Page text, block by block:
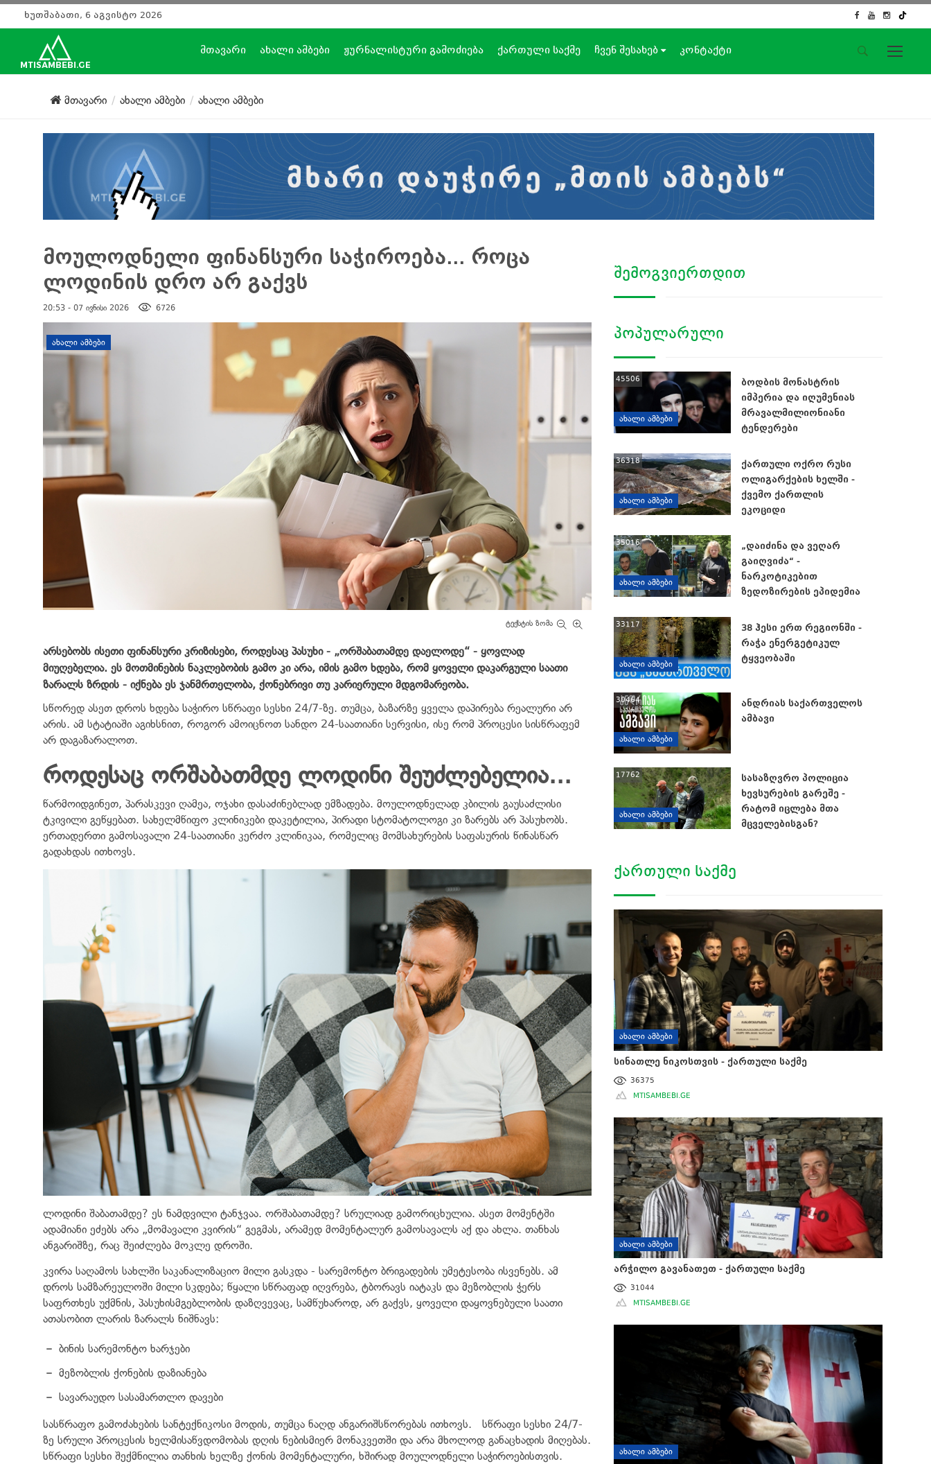
საიტის მენიუ
ჟურნალისტური გამოძიება
ქართული საქმე
ჩვენ შესახებ
კონტაქტი
ხუთშაბათი, 6 აგვისტო 2026
მთავარი ახალი ამბები ჟურნალისტური გამოძიება ქართული საქმე ჩვენ შესახებ კონტაქტი
მთავარი ახალი ამბები ახალი ამბები
მოულოდნელი ფინანსური საჭიროება... როცა
ლოდინის დრო არ გაქვს
20:53 - 07 ივნისი 2026 6726
ᲐᲮᲐᲚᲘ ᲐᲛᲑᲔᲑᲘ
ტექსტის ზომა
არსებობს ისეთი ფინანსური კრიზისები, როდესაც პასუხი - „ორშაბათამდე დაელოდე“ - ყოვლად
მიუღებელია. ეს მოთმინების ნაკლებობის გამო კი არა, იმის გამო ხდება, რომ ყოველი დაკარგული საათი
ზარალს ზრდის - იქნება ეს ჯანმრთელობა, ქონებრივი თუ კარიერული მდგომარეობა.
სწორედ ასეთ დროს ხდება საჭირო სწრაფი სესხი 24/7-ზე. თუმცა, ბაზარზე ყველა დაპირება რეალური არ
არის. ამ სტატიაში აგიხსნით, როგორ ამოიცნოთ სანდო 24-საათიანი სერვისი, ისე რომ პროცესი სისწრაფემ
არ დაგაზარალოთ.
როდესაც ორშაბათმდე ლოდინი შეუძლებელია...
წარმოიდგინეთ, პარასკევი ღამეა, ოჯახი დასაძინებლად ემზადება. მოულოდნელად კბილის გაუსაძლისი
ტკივილი გეწყებათ. სახელმწიფო კლინიკები დაკეტილია, პირადი სტომატოლოგი კი ზარებს არ პასუხობს.
ერთადერთი გამოსავალი 24-საათიანი კერძო კლინიკაა, რომელიც მომსახურების საფასურის წინასწარ
გადახდას ითხოვს.
ლოდინი შაბათამდე? ეს ნამდვილი ტანჯვაა. ორშაბათამდე? სრულიად გამორიცხულია. ასეთ მომენტში
ადამიანი ეძებს არა „მომავალი კვირის“ გეგმას, არამედ მომენტალურ გამოსავალს აქ და ახლა. თანხას
ანგარიშზე, რაც შეიძლება მოკლე დროში.
კვირა საღამოს სახლში საკანალიზაციო მილი გასკდა - სარემონტო ბრიგადების უმეტესობა ისვენებს. ამ
დროს სამზარეულოში მილი სკდება; წყალი სწრაფად იღვრება, ტბორავს იატაკს და მეზობლის ჭერს
საფრთხეს უქმნის, პასუხისმგებლობის დაზღვევაც, სამწუხაროდ, არ გაქვს, ყოველი დაყოვნებული საათი
ათასობით ლარის ზარალს ნიშნავს:
ბინის სარემონტო ხარჯები
მეზობლის ქონების დაზიანება
სავარაუდო სასამართლო დავები
სასწრაფო გამოძახების სანტექნიკოსი მოდის, თუმცა ნაღდ ანგარიშსწორებას ითხოვს. სწრაფი სესხი 24/7-
ზე სრული პროცესის ხელმისაწვდომობას დღის ნებისმიერ მონაკვეთში და არა მხოლოდ განაცხადის მიღებას.
სწრაფი სესხი შექმნილია თანხის ხელზე ქონის მომენტალური, ხშირად მოულოდნელი საჭიროებისთვის.
ᲨᲔᲛᲝᲒᲕᲘᲔᲠᲗᲓᲘᲗ
ᲞᲝᲞᲣᲚᲐᲠᲣᲚᲘ
ᲐᲮᲐᲚᲘ ᲐᲛᲑᲔᲑᲘ
45506
ბოდბის მონასტრის
იმპერია და იღუმენიას
მრავალმილიონიანი
ტენდერები
ᲐᲮᲐᲚᲘ ᲐᲛᲑᲔᲑᲘ
36318
ქართული ოქრო რუსი
ოლიგარქების ხელში -
ქვემო ქართლის
ეკოციდი
ᲐᲮᲐᲚᲘ ᲐᲛᲑᲔᲑᲘ
35016
„დაიძინა და ვეღარ
გაიღვიძა“ -
ნარკოტიკებით
ზედოზირების ეპიდემია
ᲐᲮᲐᲚᲘ ᲐᲛᲑᲔᲑᲘ
33117
38 ჰესი ერთ რეგიონში -
რაჭა ენერგეტიკულ
ტყვეობაში
ᲐᲮᲐᲚᲘ ᲐᲛᲑᲔᲑᲘ
30464
ანდრიას საქართველოს
ამბავი
ᲐᲮᲐᲚᲘ ᲐᲛᲑᲔᲑᲘ
17762
სასაზღვრო პოლიცია
ხევსურების გარეშე -
რატომ იცლება მთა
მცველებისგან?
ᲥᲐᲠᲗᲣᲚᲘ ᲡᲐᲥᲛᲔ
ᲐᲮᲐᲚᲘ ᲐᲛᲑᲔᲑᲘ
სინათლე ნიკოსთვის - ქართული საქმე
36375
MTISAMBEBI.GE
ᲐᲮᲐᲚᲘ ᲐᲛᲑᲔᲑᲘ
არჭილო გავანათეთ - ქართული საქმე
31044
MTISAMBEBI.GE
ᲐᲮᲐᲚᲘ ᲐᲛᲑᲔᲑᲘ